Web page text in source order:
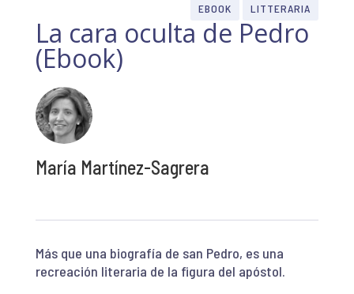
EBOOK LITTERARIA
La cara oculta de Pedro
(Ebook)
María Martínez-Sagrera
Más que una biografía de san Pedro, es una
recreación literaria de la figura del apóstol.